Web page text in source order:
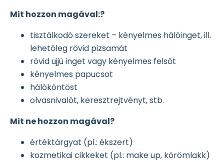
Mit hozzon magával:?
tisztálkodó szereket – kényelmes hálóinget, ill.
lehetőleg rövid pizsamát
rövid ujjú inget vagy kényelmes felsőt
kényelmes papucsot
hálóköntöst
olvasnivalót, keresztrejtvényt, stb.
Mit ne hozzon magával?
értéktárgyat (pl.: ékszert)
kozmetikai cikkeket (pl.: make up, körömlakk)